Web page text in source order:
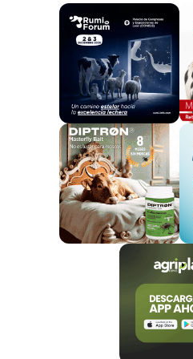
occidental de Jiangxi se
grupos de control, de estrés
de estrés por transporte de
Es un hecho ampliamente
temperaturas, la elevada
condiciones de transporte
significativamente en el
animales en diferentes
pruebas de queel estrés
reducir los niveles de
los animales,disminuir la
alimenticia y provocar
la carne, el metabolismo
El intestino delgado es
animales absorban los